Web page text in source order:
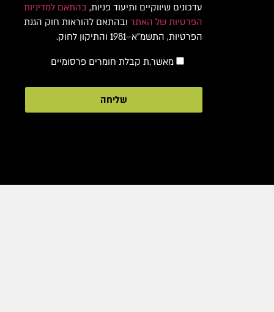
עדכונים שיווקיים ותיעוד פניות, בהתאם למדיניות
הפרטיות של האתרובהתאם להוראות חוק הגנת
הפרטיות, התשמ"א–1981 והתיקון לחוק.
מאשר.ת קבלת חומרים פרסומיים
שליחה